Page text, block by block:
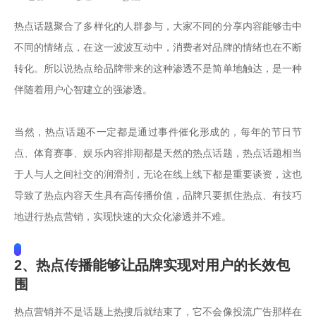
热点话题聚合了多样化的人群参与，大家不同的分享内容能够击中
不同的情绪点，在这一波波互动中，消费者对品牌的情绪也在不断
转化。所以说热点给品牌带来的这种渗透不是简单地触达，是一种
伴随着用户心智建立的强渗透。
当然，热点话题不一定都是通过事件催化形成的，每年的节日节
点、体育赛事、娱乐内容排期都是天然的热点话题，热点话题相当
于人与人之间社交的润滑剂，无论在线上线下都是重要谈资，这也
导致了热点内容天生具有高传播价值，品牌只要抓住热点、有技巧
地进行热点营销，实现快速的大众化渗透并不难。
2、热点传播能够让品牌实现对用户的长效包
围
热点营销并不是话题上热搜后就结束了，它不会像投流广告那样在